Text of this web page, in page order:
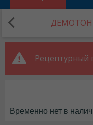
Рецептурный
Временно нет в